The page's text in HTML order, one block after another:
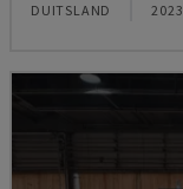
DUITSLAND 2023